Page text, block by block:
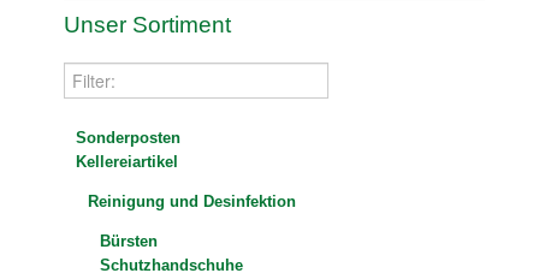
Unser Sortiment
Sonderposten
Kellereiartikel
Reinigung und Desinfektion
Bürsten
Schutzhandschuhe